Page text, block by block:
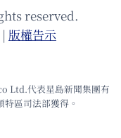
reserved.
| 版權告⽰
Ltd.代表星島新聞集團有
區司法部獲得。